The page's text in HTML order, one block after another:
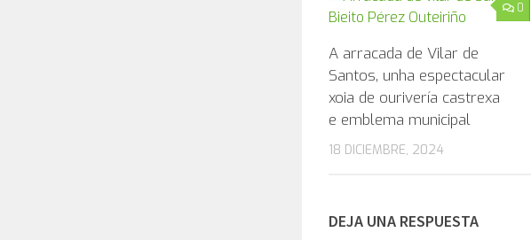
0
A arracada de Vilar de
Santos, unha espectacular
xoia de ourivería castrexa
e emblema municipal
18 DICIEMBRE, 2024
DEJA UNA RESPUESTA